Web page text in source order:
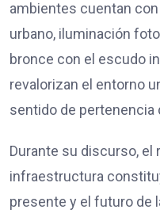
ambientes cuentan
urbano, iluminación
bronce con el escudo
revalorizan el entorno
sentido de pertenencia
Durante su discurso,
infraestructura
presente y el futuro de